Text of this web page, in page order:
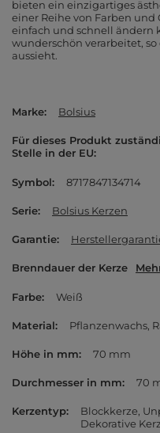
bieten ein einzigartiges
einer Reihe von Farben und
einfach und schnell ändern
wunderschön verarbeitet,
aussieht.
Marke Bolsius
Für dieses Produkt
Stelle in der EU
Symbol 8717847134714
Serie Bolsius Kerzen
Garantie
Brenndauer der Kerze
Farbe Weiß
Material Pflanzenwachs
Höhe in mm 70 mm
Durchmesser in mm 70
Kerzentyp Blockkerze
Dekorative